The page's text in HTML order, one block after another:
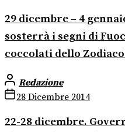
29 dicembre – 4
sosterrà i segni di
coccolati dello
Redazione
28 Dicembre 2014
22-28 dicembre.